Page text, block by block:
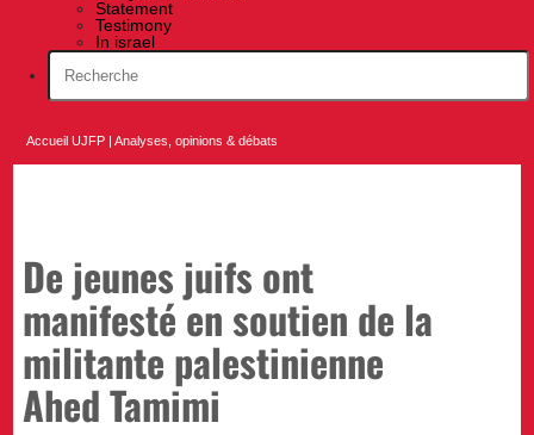
Statement
Testimony
In israel
Accueil UJFP |Analyses, opinions & débats
De jeunes juifs ont
manifesté en soutien de la
militante palestinienne
Ahed Tamimi